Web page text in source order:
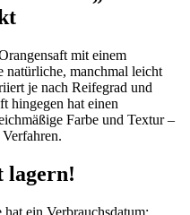
mit einem
natürliche, manchmal leicht
je nach Reifegrad und
hingegen hat einen
Farbe und Textur –
lagern!
ein Verbrauchsdatum: